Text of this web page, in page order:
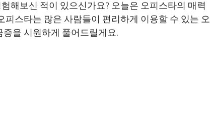
해보신 적이 있으신가요? 오늘은 오피스타의 매력
피스타는 많은 사람들이 편리하게 이용할 수 있는 오